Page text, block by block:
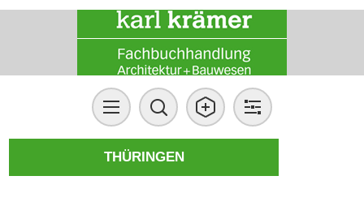
THÜRINGEN